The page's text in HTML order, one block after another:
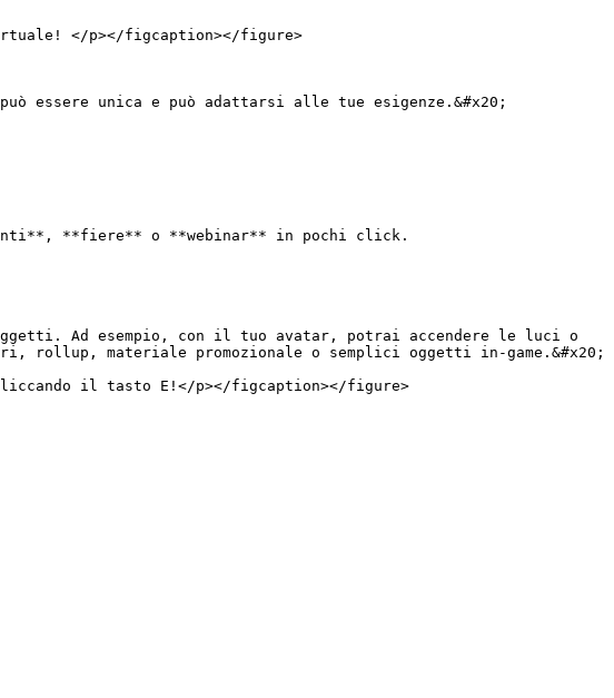
</p></figcaption></figure>
essere unica e può adattarsi alle tue esigenze.&#x20;
**fiere** o **webinar** in pochi click.
Ad esempio, con il tuo avatar, potrai accendere le luci o
rollup, materiale promozionale o semplici oggetti in-game.&#x20;